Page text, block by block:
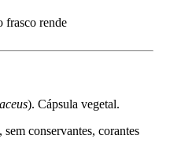
frasco rende
). Cápsula vegetal.
conservantes, corantes